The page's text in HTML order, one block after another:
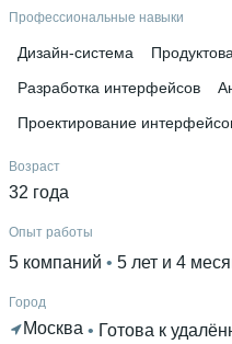
Профессиональные навыки
Дизайн-система
Разработка интерфейсов
Проектирование
Возраст
32 года
Опыт работы
5 компаний 5 лет и 4
Город
Москва • Готова к